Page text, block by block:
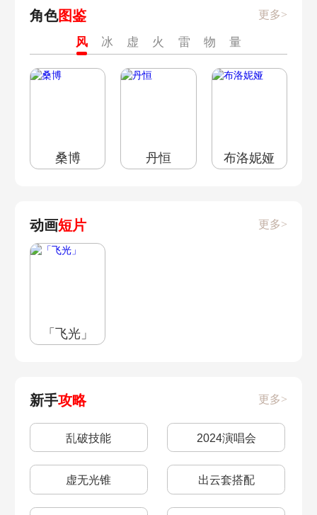
角色图鉴 更多>
风 冰
虚
数
火 雷
物
理
量
子
桑博 丹恒 布洛妮娅
动画短片 更多>
「飞光」
新手攻略 更多>
乱破技能 2024演唱会
虚无光锥 出云套搭配